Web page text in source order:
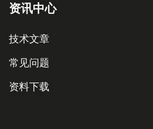
资讯中心
技术文章
常见问题
资料下载